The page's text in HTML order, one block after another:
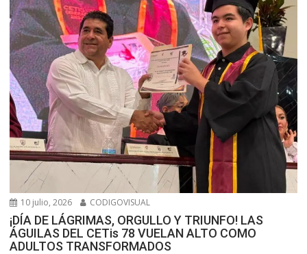
10 julio, 2026 CODIGOVISUAL
¡DÍA DE LÁGRIMAS, ORGULLO Y TRIUNFO! LAS
ÁGUILAS DEL CETis 78 VUELAN ALTO COMO
ADULTOS TRANSFORMADOS